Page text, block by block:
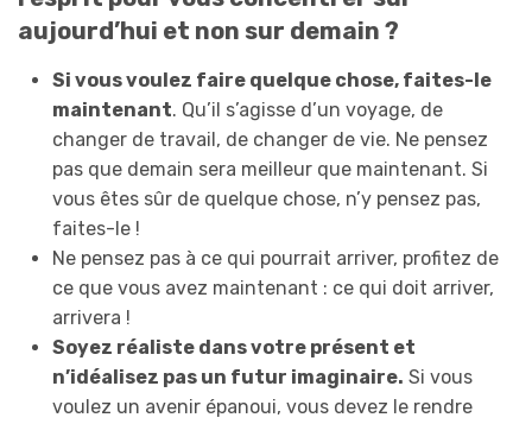
aujourd’hui et non sur demain ?
Si vous voulez faire quelque chose, faites-le
maintenant. Qu’il s’agisse d’un voyage, de
changer de travail, de changer de vie. Ne pensez
pas que demain sera meilleur que maintenant. Si
vous êtes sûr de quelque chose, n’y pensez pas,
faites-le !
Ne pensez pas à ce qui pourrait arriver, profitez de
ce que vous avez maintenant : ce qui doit arriver,
arrivera !
Soyez réaliste dans votre présent et
n’idéalisez pas un futur imaginaire. Si vous
voulez un avenir épanoui, vous devez le rendre